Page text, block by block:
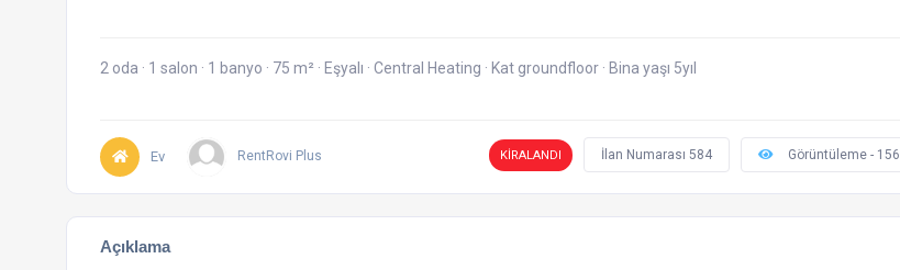
2 oda · 1 salon · 1 banyo · 75 m² · Eşyalı · Central Heating · Kat groundfloor · Bina yaşı 5yıl
Ev RentRovi Plus KİRALANDI İlan Numarası 584 Görüntüleme - 156
Açıklama